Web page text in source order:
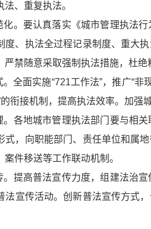
、重复执法。
化。要认真落实 《城市管理执法行
度、执法全过程记录制度、重大
严禁随意采取强制执法措施，杜
全面实施“721工作法”，推广“
衔接机制，提高执法效率。加强
。各地城市管理执法部门要与相
式，向职能部门、责任单位和属
件移送等工作联动机制。
。提高普法宣传力度，组建法治
法宣传活动。创新普法宣传方式，